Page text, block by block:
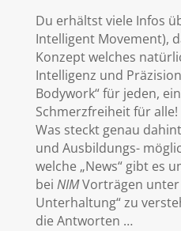
Du erhältst viele Infos
Intelligent Movement),
Konzept welches
Intelligenz und
Bodywork“ für jeden,
Schmerzfreiheit für alle!
Was steckt genau
und Ausbildungs-
welche „News“ gibt es
bei NIMVorträgen unter
Unterhaltung“ zu
die Antworten …